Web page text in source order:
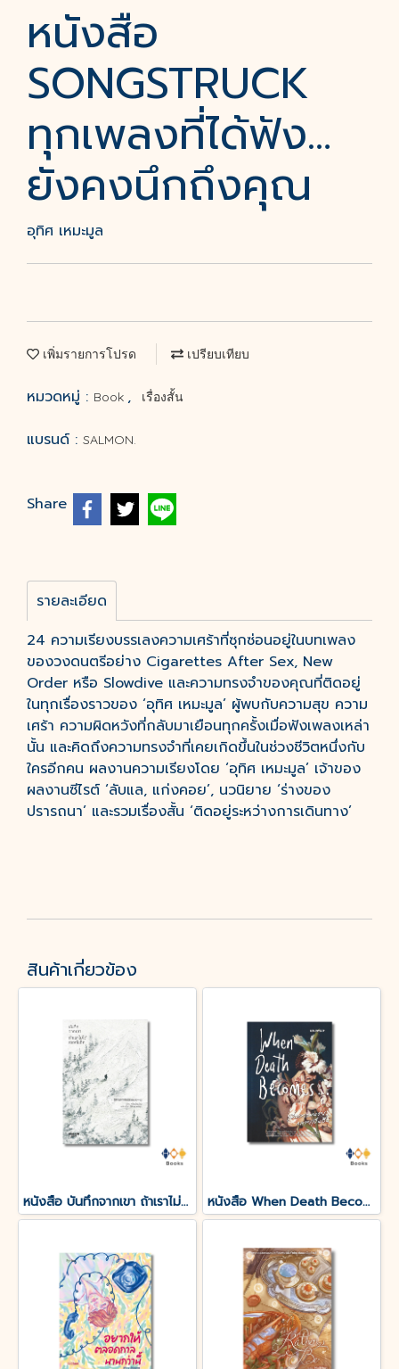
หนังสือ
SONGSTRUCK
ทุกเพลงที่ได้ฟัง…
ยังคงนึกถึงคุณ
อุทิศ เหมะมูล
เพิ่มรายการโปรด เปรียบเทียบ
หมวดหมู่ : Book , เรื่องสั้น
แบรนด์ : SALMON.
Share
รายละเอียด
24 ความเรียงบรรเลงความเศร้าที่ซุกซ่อนอยู่ในบทเพลง
ของวงดนตรีอย่าง Cigarettes After Sex, New
Order หรือ Slowdive และความทรงจำของคุณที่ติดอยู่
ในทุกเรื่องราวของ ‘อุทิศ เหมะมูล’ ผู้พบกับความสุข ความ
เศร้า ความผิดหวังที่กลับมาเยือนทุกครั้งเมื่อฟังเพลงเหล่า
นั้น และคิดถึงความทรงจำที่เคยเกิดขึ้นในช่วงชีวิตหนึ่งกับ
ใครอีกคน ผลงานความเรียงโดย ‘อุทิศ เหมะมูล’ เจ้าของ
ผลงานซีไรต์ ‘ลับแล, แก่งคอย’, นวนิยาย ‘ร่างของ
ปรารถนา’ และรวมเรื่องสั้น ‘ติดอยู่ระหว่างการเดินทาง’
สินค้าเกี่ยวข้อง
หนังสือ บันทึกจากเขา ถ้าเราไม่ได้เจอกันอีก หนังสือ When Death Becomes เมื่อความตายกลายเป็นอื่น